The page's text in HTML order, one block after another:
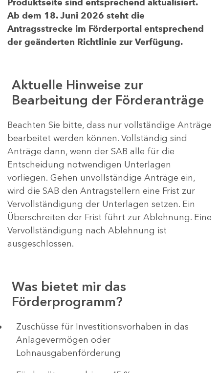
Produktseite sind entsprechend aktualisiert.
Ab dem 18. Juni 2026 steht die
Antragsstrecke im Förderportal entsprechend
der geänderten Richtlinie zur Verfügung.
Aktuelle Hinweise zur
Bearbeitung der Förderanträge
Beachten Sie bitte, dass nur vollständige Anträge
bearbeitet werden können. Vollständig sind
Anträge dann, wenn der SAB alle für die
Entscheidung notwendigen Unterlagen
vorliegen. Gehen unvollständige Anträge ein,
wird die SAB den Antragstellern eine Frist zur
Vervollständigung der Unterlagen setzen. Ein
Überschreiten der Frist führt zur Ablehnung. Eine
Vervollständigung nach Ablehnung ist
ausgeschlossen.
Was bietet mir das
Förderprogramm?
​​​​​​Zuschüsse für Investitionsvorhaben in das
Anlagevermögen oder
Lohnausgabenförderung